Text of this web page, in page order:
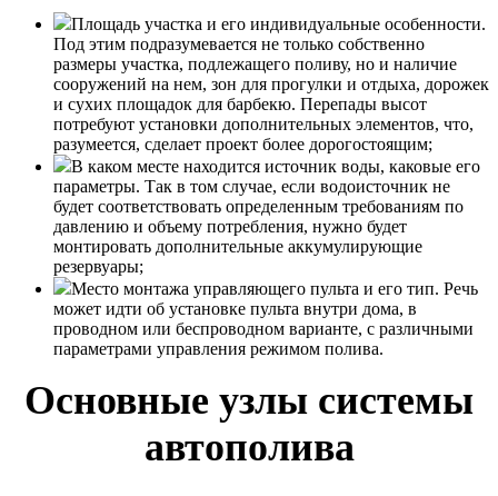
Площадь участка и его индивидуальные особенности.
Под этим подразумевается не только собственно
размеры участка, подлежащего поливу, но и наличие
сооружений на нем, зон для прогулки и отдыха, дорожек
и сухих площадок для барбекю. Перепады высот
потребуют установки дополнительных элементов, что,
разумеется, сделает проект более дорогостоящим;
В каком месте находится источник воды, каковые его
параметры. Так в том случае, если водоисточник не
будет соответствовать определенным требованиям по
давлению и объему потребления, нужно будет
монтировать дополнительные аккумулирующие
резервуары;
Место монтажа управляющего пульта и его тип. Речь
может идти об установке пульта внутри дома, в
проводном или беспроводном варианте, с различными
параметрами управления режимом полива.
Основные узлы системы
автополива